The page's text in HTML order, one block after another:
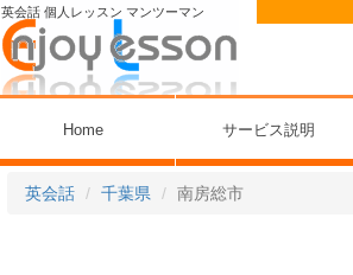
英会話 個人レッスン マンツーマン
Home サービス説明
英会話 千葉県 南房総市